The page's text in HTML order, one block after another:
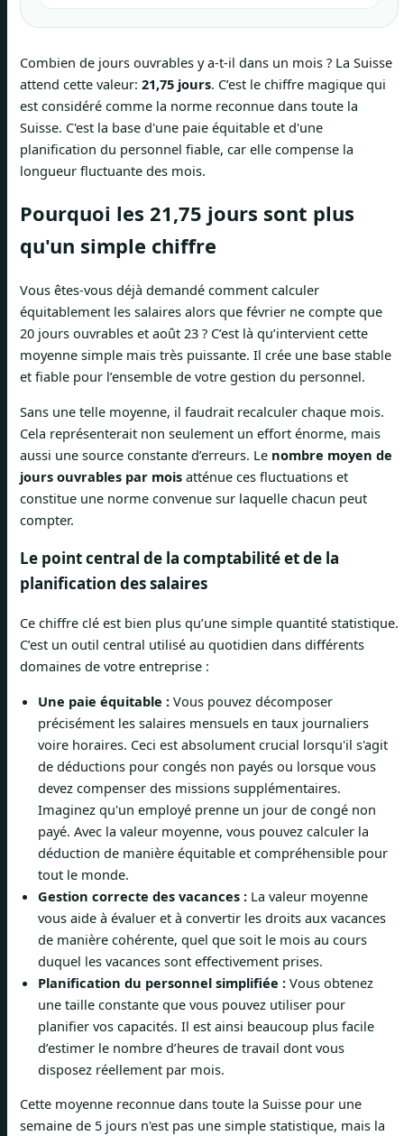
Combien de jours ouvrables y a-t-il dans un mois ? La Suisse
attend cette valeur: 21,75 jours. C’est le chiffre magique qui
est considéré comme la norme reconnue dans toute la
Suisse. C'est la base d'une paie équitable et d'une
planification du personnel fiable, car elle compense la
longueur fluctuante des mois.
Pourquoi les 21,75 jours sont plus
qu'un simple chiffre
Vous êtes-vous déjà demandé comment calculer
équitablement les salaires alors que février ne compte que
20 jours ouvrables et août 23 ? C’est là qu’intervient cette
moyenne simple mais très puissante. Il crée une base stable
et fiable pour l’ensemble de votre gestion du personnel.
Sans une telle moyenne, il faudrait recalculer chaque mois.
Cela représenterait non seulement un effort énorme, mais
aussi une source constante d’erreurs. Le nombre moyen de
jours ouvrables par mois atténue ces fluctuations et
constitue une norme convenue sur laquelle chacun peut
compter.
Le point central de la comptabilité et de la
planification des salaires
Ce chiffre clé est bien plus qu’une simple quantité statistique.
C’est un outil central utilisé au quotidien dans différents
domaines de votre entreprise :
Une paie équitable : Vous pouvez décomposer
précisément les salaires mensuels en taux journaliers
voire horaires. Ceci est absolument crucial lorsqu'il s'agit
de déductions pour congés non payés ou lorsque vous
devez compenser des missions supplémentaires.
Imaginez qu'un employé prenne un jour de congé non
payé. Avec la valeur moyenne, vous pouvez calculer la
déduction de manière équitable et compréhensible pour
tout le monde.
Gestion correcte des vacances : La valeur moyenne
vous aide à évaluer et à convertir les droits aux vacances
de manière cohérente, quel que soit le mois au cours
duquel les vacances sont effectivement prises.
Planification du personnel simplifiée : Vous obtenez
une taille constante que vous pouvez utiliser pour
planifier vos capacités. Il est ainsi beaucoup plus facile
d’estimer le nombre d’heures de travail dont vous
disposez réellement par mois.
Cette moyenne reconnue dans toute la Suisse pour une
semaine de 5 jours n'est pas une simple statistique, mais la